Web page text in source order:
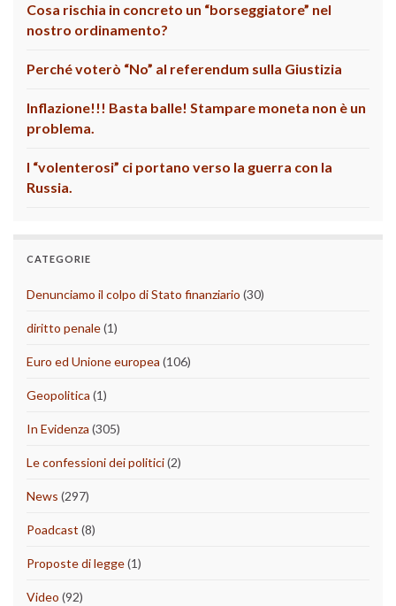
Cosa rischia in concreto un “borseggiatore” nel
nostro ordinamento?
Perché voterò “No” al referendum sulla Giustizia
Inflazione!!! Basta balle! Stampare moneta non è un
problema.
I “volenterosi” ci portano verso la guerra con la
Russia.
CATEGORIE
Denunciamo il colpo di Stato finanziario (30)
diritto penale(1)
Euro ed Unione europea (106)
Geopolitica (1)
In Evidenza (305)
Le confessioni dei politici(2)
News (297)
Poadcast (8)
Proposte di legge(1)
Video (92)